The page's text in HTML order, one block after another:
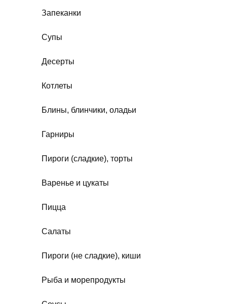
Запеканки
Супы
Десерты
Котлеты
Блины, блинчики, оладьи
Гарниры
Пироги (сладкие), торты
Варенье и цукаты
Пицца
Салаты
Пироги (не сладкие), киши
Рыба и морепродукты